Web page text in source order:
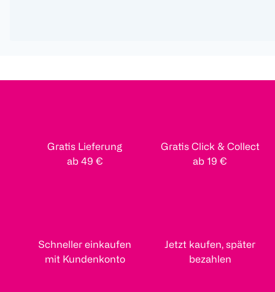
Gratis Lieferung
ab 49 €
Gratis Click & Collect
ab 19 €
Schneller einkaufen
mit Kundenkonto
Jetzt kaufen, später
bezahlen